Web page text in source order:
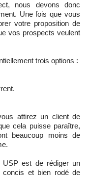
nous devons donc
Une fois que vous
votre proposition de
vos prospects veulent
trois options :
attirez un client de
cela puisse paraître,
beaucoup moins de
USP est de rédiger un
concis et bien rodé de